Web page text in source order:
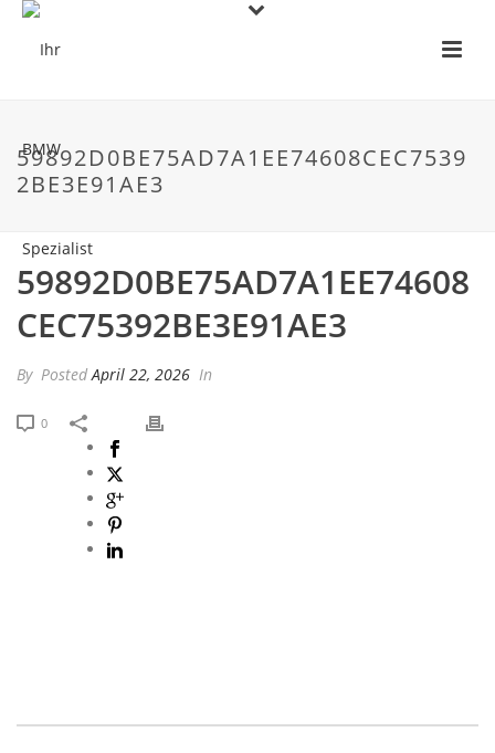
59892D0BE75AD7A1EE74608CEC7539
2BE3E91AE3
59892D0BE75AD7A1EE74608
CEC75392BE3E91AE3
By PostedApril 22, 2026 In
0